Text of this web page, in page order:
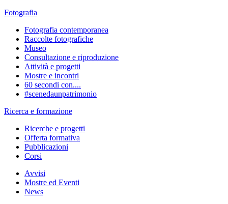
Fotografia
Fotografia contemporanea
Raccolte fotografiche
Museo
Consultazione e riproduzione
Attività e progetti
Mostre e incontri
60 secondi con....
#scenedaunpatrimonio
Ricerca e formazione
Ricerche e progetti
Offerta formativa
Pubblicazioni
Corsi
Avvisi
Mostre ed Eventi
News